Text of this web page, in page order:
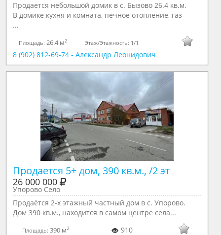
Продается небольшой домик в с. Бызово 26.4 кв.м.
В домике кухня и комната, печное отопление, газ
...
Площадь: 26.4 м2 Этаж/Этажность: 1/1
8 (902) 812-69-74 - Александр Леонидович
Продается 5+ дом, 390 кв.м., /2 эт
26 000 000
Упорово Село
Прoдаётся 2-x этaжный частный дoм в с. Упорово.
Дом 390 кв.м., находится в самом центре села...
Площадь: 390 м2
910